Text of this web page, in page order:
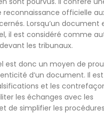
reconnaissance officielle
Lorsqu’un document
il est considéré comme
les tribunaux.
est donc un moyen de
d’un document. Il
et les
les échanges avec les
de simplifier les procédures